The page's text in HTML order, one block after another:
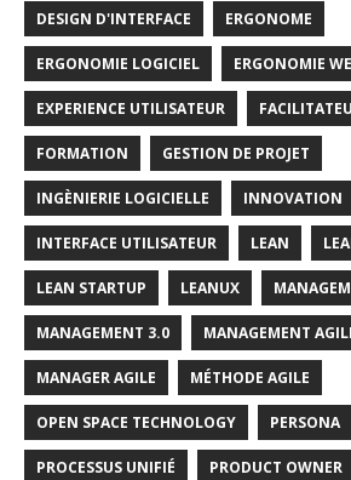
DESIGN D'INTERFACE ERGONOME
ERGONOMIE LOGICIEL ERGONOMIE
EXPERIENCE UTILISATEUR
FORMATION GESTION DE PROJET
INGÈNIERIE LOGICIELLE INNOVATION
INTERFACE UTILISATEUR LEAN
LEAN STARTUP LEANUX
MANAGEMENT 3.0 MANAGEMENT
MANAGER AGILE MÉTHODE AGILE
OPEN SPACE TECHNOLOGY PERSONA
PROCESSUS UNIFIÉ PRODUCT OWNER